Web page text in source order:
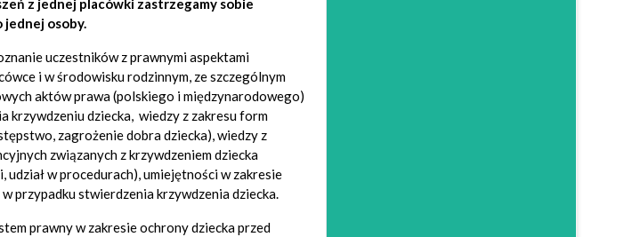
osoby.
uczestników z prawnymi aspektami
i w środowisku rodzinnym, ze szczególnym
aktów prawa (polskiego i międzynarodowego)
krzywdzeniu dziecka, wiedzy z zakresu form
zagrożenie dobra dziecka), wiedzy z
związanych z krzywdzeniem dziecka
w procedurach), umiejętności w zakresie
przypadku stwierdzenia krzywdzenia dziecka.
prawny w zakresie ochrony dziecka przed